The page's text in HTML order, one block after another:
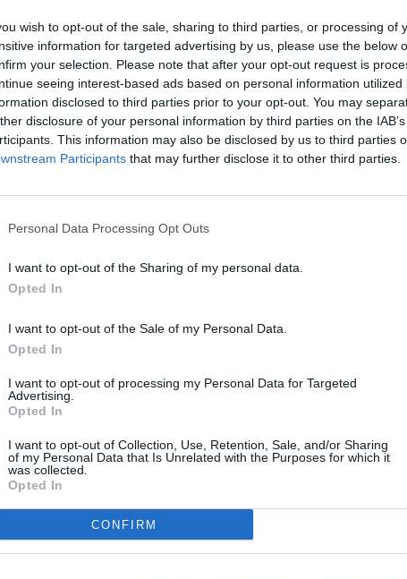
wish to opt-out of the sale, sharing to third parties, or processing of
information for targeted advertising by us, please use the below
your selection. Please note that after your opt-out request is
seeing interest-based ads based on personal information
disclosed to third parties prior to your opt-out. You may
disclosure of your personal information by third parties on the
This information may also be disclosed by us to third parties
Participants that may further disclose it to other third parties.
Personal Data Processing Opt Outs
I want to opt-out of the Sharing of my personal data.
Opted In
I want to opt-out of the Sale of my Personal Data.
Opted In
I want to opt-out of processing my Personal Data for Targeted
Advertising.
Opted In
I want to opt-out of Collection, Use, Retention, Sale, and/or Sharing
of my Personal Data that Is Unrelated with the Purposes for which it
was collected.
Opted In
CONFIRM
MIESTASKlaipėda
PARDUOČIAU UŽ
Į NORŲ KREPŠĮ